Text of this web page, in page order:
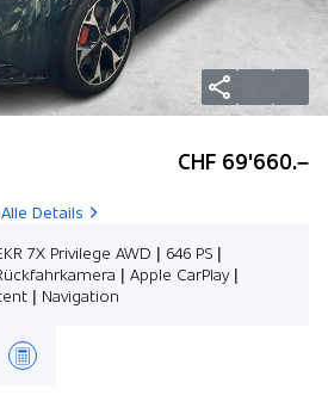
Alle Details
CHF 69'660.–
7X Privilege AWD | 646 PS |
| Apple CarPlay |
| Navigation